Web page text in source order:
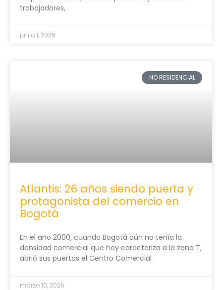
trabajadores,
junio 1, 2026
NO RESIDENCIAL
Atlantis: 26 años siendo puerta y
protagonista del comercio en
Bogotá
En el año 2000, cuando Bogotá aún no tenía la
densidad comercial que hoy caracteriza a la zona T,
abrió sus puertas el Centro Comercial
marzo 10, 2026